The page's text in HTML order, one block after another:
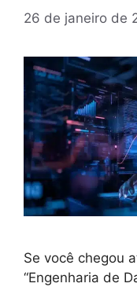
26 de janeiro de
Se você chegou
“Engenharia de